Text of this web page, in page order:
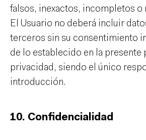
falsos, inexactos, incompletos o
El Usuario no deberá incluir
terceros sin su consentimiento
de lo establecido en la presente
privacidad, siendo el único
introducción.
10. Confidencialidad